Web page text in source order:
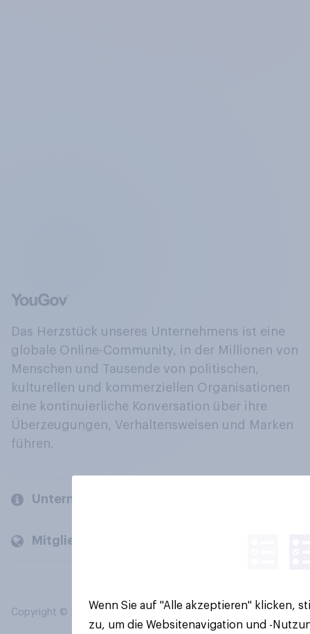
Das Herzstück unseres Unternehmens ist eine
globale Online-Community, in der Millionen von
Menschen und Tausende von politischen,
kulturellen und kommerziellen Organisationen
eine kontinuierliche Konversation über ihre
Überzeugungen, Verhaltensweisen und Marken
führen.
Unternehmen
Mitglieder und Kunden
Copyright © 2026 YouGov PLC. Alle Rechte vorbehalten.
Wenn Sie auf "Alle akzeptieren" klicken,
zu, um die Websitenavigation und -